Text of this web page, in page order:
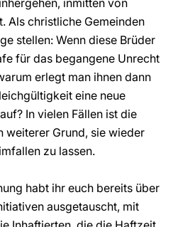
inmitten von
Als christliche Gemeinden
stellen: Wenn diese Brüder
für das begangene Unrecht
erlegt man ihnen dann
eine neue
In vielen Fällen ist die
weiterer Grund, sie wieder
zu lassen.
habt ihr euch bereits über
ausgetauscht, mit